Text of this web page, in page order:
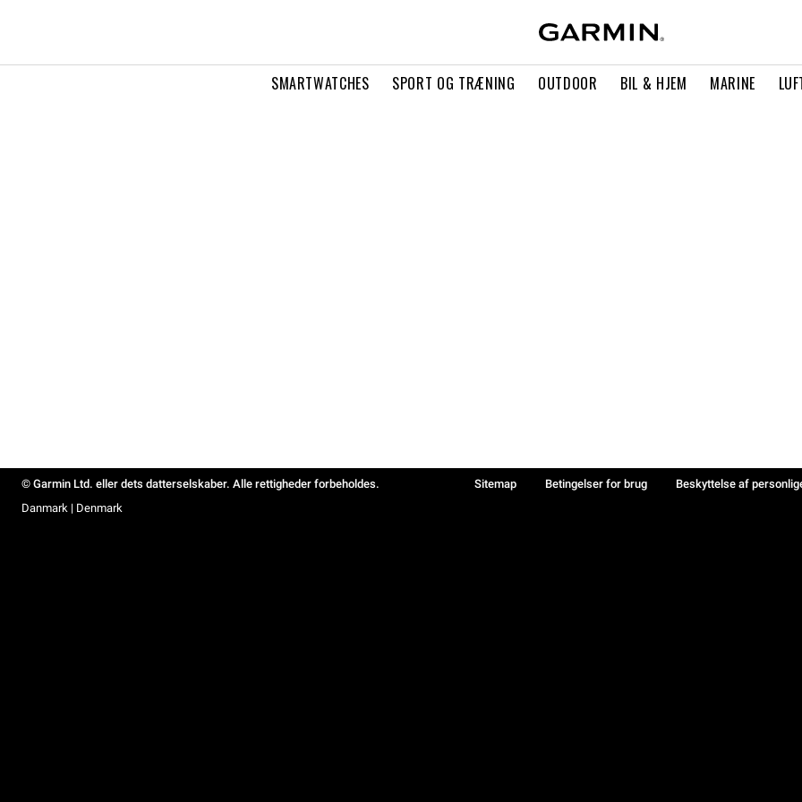
SMARTWATCHES SPORT OG TRÆNING OUTDOOR BIL & HJEM MARINE
© Garmin Ltd. eller dets datterselskaber. Alle rettigheder forbeholdes. Sitemap Betingelser for brug Beskyttelse af
Danmark | Denmark